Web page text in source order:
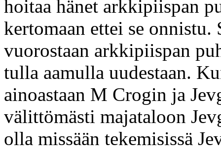
hoitaa hänet arkkipiispan
kertomaan ettei se onnistu.
vuorostaan arkkipiispan
tulla aamulla uudestaan.
ainoastaan M Crogin ja
välittömästi majataloon
olla missään tekemisissä